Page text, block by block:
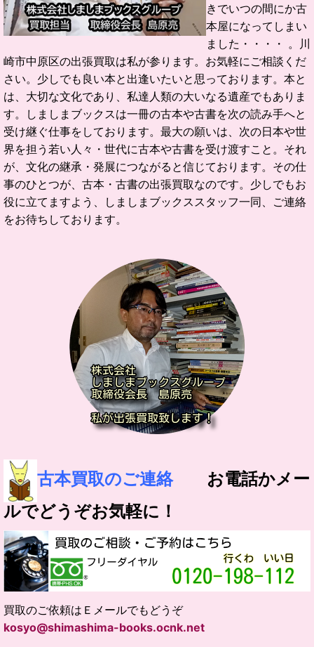
きでいつの間にか古
本屋になってしまい
ました・・・・ 。
川
崎市中原区の出張買取は私が参ります。お気軽にご相談くだ
さい。 少しでも良い本と出逢いたいと思っております。 本と
は、大切な文化であり、私達人類の大いなる遺産でもありま
す。
しましまブックスは一冊の古本や古書を次の読み手へと
受け継ぐ仕事をしております。 最大の願いは、次の日本や世
界を担う若い人々・世代に古本や古書を受け渡すこと。 それ
が、文化の継承・発展につながると信じております。 その仕
事のひとつが、古本・古書の出張買取なのです。 少しでもお
役に立てますよう、しましまブックススタッフ一同、ご連絡
をお待ちしております。
古本買取のご連絡
お電話かメー
ルでどうぞお気軽に！
買取のご依頼はＥメールでもどうぞ
kosyo@shimashima-books.ocnk.net